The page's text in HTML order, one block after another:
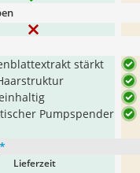
stärkt
Pumpspender
*
Lieferzeit